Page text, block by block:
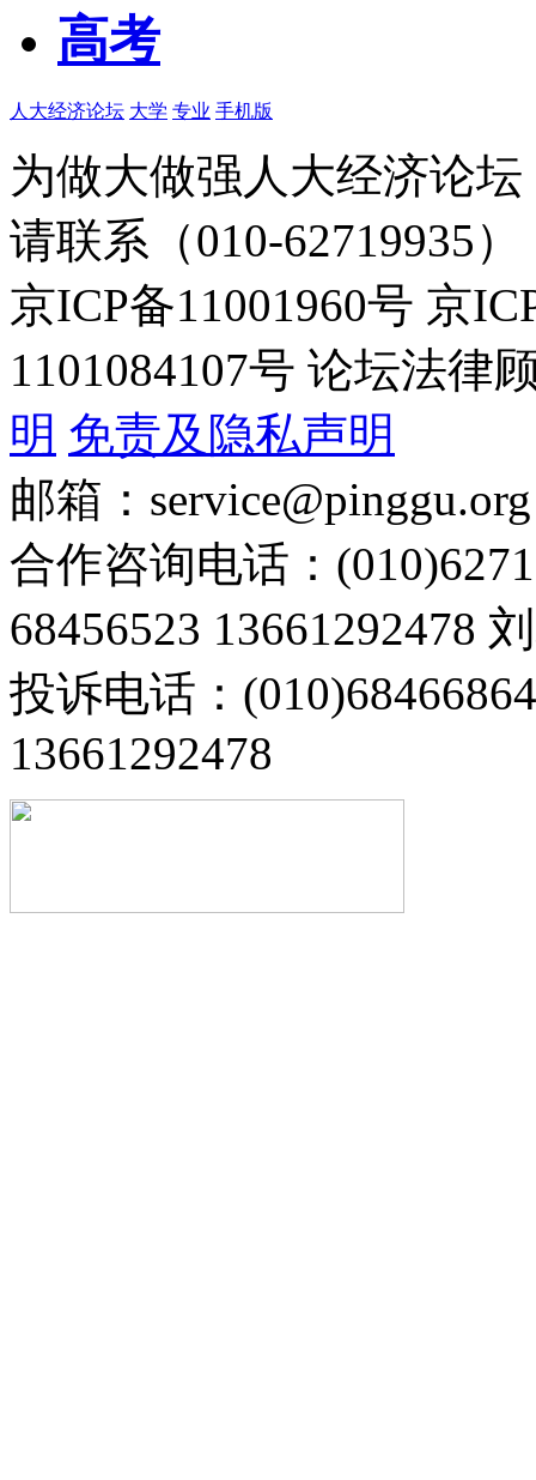
高考
人大经济论坛 大学 专业 手机版
为做大做强人大经济论
请联系（010-62719935）
京ICP备11001960号 京
1101084107号 论坛法律
明 免责及隐私声明
邮箱：service@pinggu.org
合作咨询电话：
68456523 13661292478
投诉电话：
13661292478